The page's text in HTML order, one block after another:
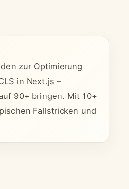
zur Optimierung
in Next.js –
90+ bringen. Mit 10+
Fallstricken und